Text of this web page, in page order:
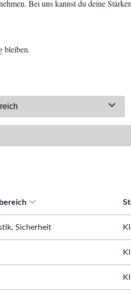
Bei uns kannst du deine
bleiben.
Sicherheit